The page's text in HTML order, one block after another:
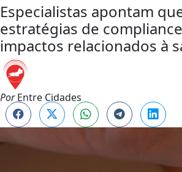
Especialistas apontam
estratégias de
impactos relacionados à
PorEntre Cidades